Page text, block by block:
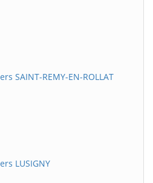
SAINT-REMY-EN-ROLLAT
LUSIGNY